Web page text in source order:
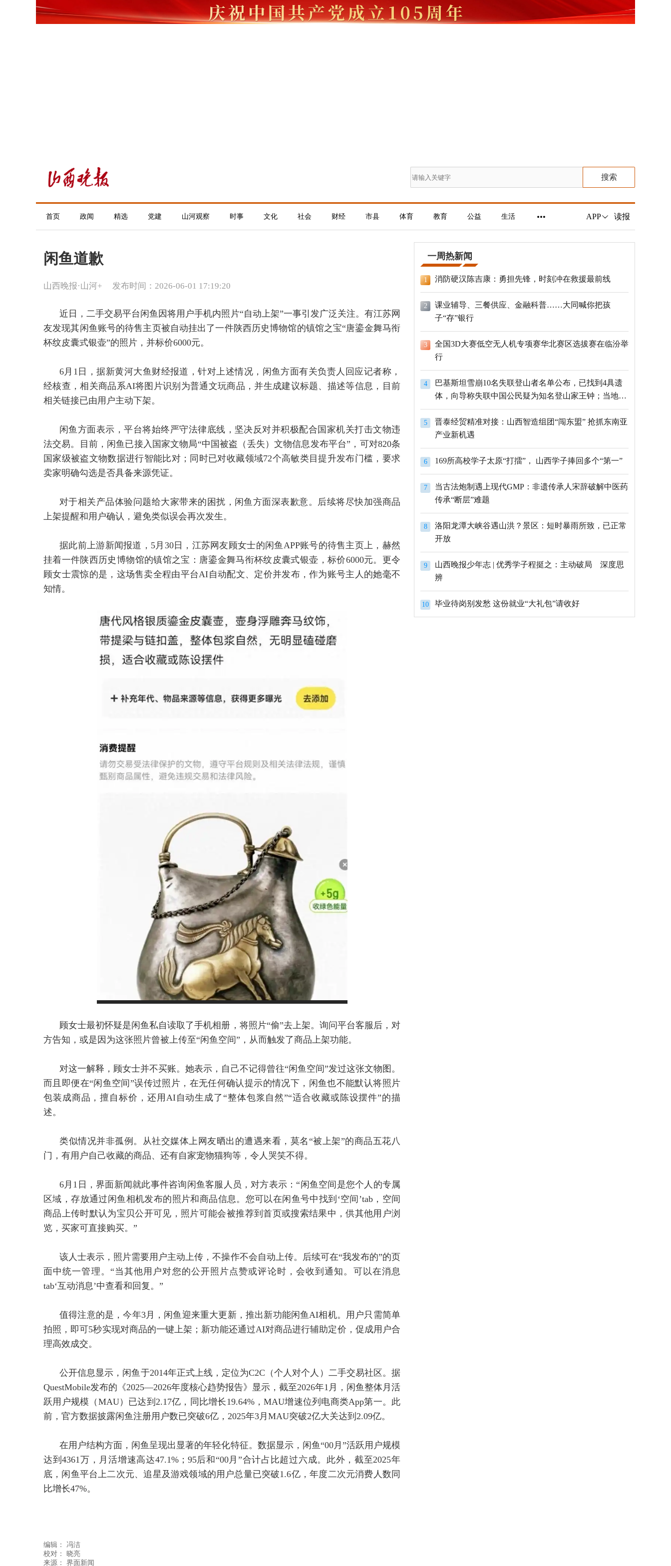
搜索
首页 政闻 精选 党建 山河观察 时事 文化 社会 财经 市县 体育 教育 公益 生活 APP 读报
闲鱼道歉
山西晚报·山河+ 发布时间：2026-06-01 17:19:20
近日，二手交易平台闲鱼因将用户手机内照片“自动上架”一事引发广泛关注。有江苏网
友发现其闲鱼账号的待售主页被自动挂出了一件陕西历史博物馆的镇馆之宝“唐鎏金舞马衔
杯纹皮囊式银壶”的照片，并标价6000元。
6月1日，据新黄河大鱼财经报道，针对上述情况，闲鱼方面有关负责人回应记者称，
经核查，相关商品系AI将图片识别为普通文玩商品，并生成建议标题、描述等信息，目前
相关链接已由用户主动下架。
闲鱼方面表示，平台将始终严守法律底线，坚决反对并积极配合国家机关打击文物违
法交易。目前，闲鱼已接入国家文物局“中国被盗（丢失）文物信息发布平台”，可对820条
国家级被盗文物数据进行智能比对；同时已对收藏领域72个高敏类目提升发布门槛，要求
卖家明确勾选是否具备来源凭证。
对于相关产品体验问题给大家带来的困扰，闲鱼方面深表歉意。后续将尽快加强商品
上架提醒和用户确认，避免类似误会再次发生。
据此前上游新闻报道，5月30日，江苏网友顾女士的闲鱼APP账号的待售主页上，赫然
挂着一件陕西历史博物馆的镇馆之宝：唐鎏金舞马衔杯纹皮囊式银壶，标价6000元。更令
顾女士震惊的是，这场售卖全程由平台AI自动配文、定价并发布，作为账号主人的她毫不
知情。
顾女士最初怀疑是闲鱼私自读取了手机相册，将照片“偷”去上架。询问平台客服后，对
方告知，或是因为这张照片曾被上传至“闲鱼空间”，从而触发了商品上架功能。
对这一解释，顾女士并不买账。她表示，自己不记得曾往“闲鱼空间”发过这张文物图。
而且即便在“闲鱼空间”误传过照片，在无任何确认提示的情况下，闲鱼也不能默认将照片
包装成商品，擅自标价，还用AI自动生成了“整体包浆自然”“适合收藏或陈设摆件”的描
述。
类似情况并非孤例。从社交媒体上网友晒出的遭遇来看，莫名“被上架”的商品五花八
门，有用户自己收藏的商品、还有自家宠物猫狗等，令人哭笑不得。
6月1日，界面新闻就此事件咨询闲鱼客服人员，对方表示：“闲鱼空间是您个人的专属
区域，存放通过闲鱼相机发布的照片和商品信息。您可以在闲鱼号中找到‘空间’tab，空间
商品上传时默认为宝贝公开可见，照片可能会被推荐到首页或搜索结果中，供其他用户浏
览，买家可直接购买。”
该人士表示，照片需要用户主动上传，不操作不会自动上传。后续可在“我发布的”的页
面中统一管理。“当其他用户对您的公开照片点赞或评论时，会收到通知。可以在消息
tab‘互动消息’中查看和回复。”
值得注意的是，今年3月，闲鱼迎来重大更新，推出新功能闲鱼AI相机。用户只需简单
拍照，即可5秒实现对商品的一键上架；新功能还通过AI对商品进行辅助定价，促成用户合
理高效成交。
公开信息显示，闲鱼于2014年正式上线，定位为C2C（个人对个人）二手交易社区。据
QuestMobile发布的《2025—2026年度核心趋势报告》显示，截至2026年1月，闲鱼整体月活
跃用户规模（MAU）已达到2.17亿，同比增长19.64%，MAU增速位列电商类App第一。此
前，官方数据披露闲鱼注册用户数已突破6亿，2025年3月MAU突破2亿大关达到2.09亿。
在用户结构方面，闲鱼呈现出显著的年轻化特征。数据显示，闲鱼“00月”活跃用户规模
达到4361万，月活增速高达47.1%；95后和“00月”合计占比超过六成。此外，截至2025年
底，闲鱼平台上二次元、追星及游戏领域的用户总量已突破1.6亿，年度二次元消费人数同
比增长47%。
编辑： 冯洁
校对： 晓亮
一周热新闻
1 消防硬汉陈吉康：勇担先锋，时刻冲在救援最前线
2
课业辅导、三餐供应、金融科普……大同喊你把孩
子“存”银行
3
全国3D大赛低空无人机专项赛华北赛区选拔赛在临汾举
行
4
巴基斯坦雪崩10名失联登山者名单公布，已找到4具遗
体，向导称失联中国公民疑为知名登山家王钟；当地官
员：已定位到3个追踪器
5
晋泰经贸精准对接：山西智造组团“闯东盟” 抢抓东南亚
产业新机遇
6 169所高校学子太原“打擂”， 山西学子捧回多个“第一”
7
当古法炮制遇上现代GMP：非遗传承人宋辞破解中医药
传承“断层”难题
8
洛阳龙潭大峡谷遇山洪？景区：短时暴雨所致，已正常
开放
9
山西晚报少年志 | 优秀学子程挺之：主动破局 深度思
辨
10 毕业待岗别发愁 这份就业“大礼包”请收好